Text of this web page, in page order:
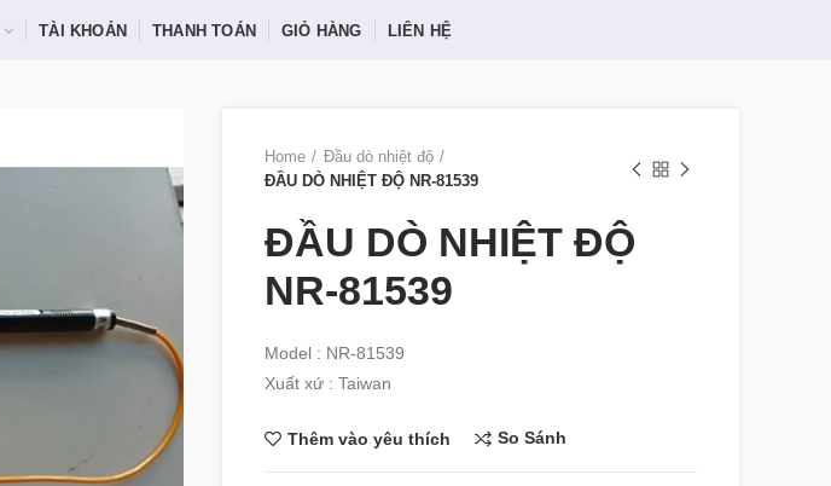
TÀI KHOẢN THANH TOÁN GIỎ HÀNG LIÊN HỆ
Home
Đầu dò nhiệt độ
ĐẦU DÒ NHIỆT ĐỘ NR-81539
ĐẦU DÒ NHIỆT ĐỘ
NR-81539
Model : NR-81539
Xuất xứ : Taiwan
Thêm vào yêu thích So Sánh